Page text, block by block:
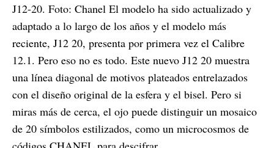
J12-20. Foto: Chanel El modelo ha sido actualizado y
adaptado a lo largo de los años y el modelo más
reciente, J12 20, presenta por primera vez el Calibre
12.1. Pero eso no es todo. Este nuevo J12 20 muestra
una línea diagonal de motivos plateados entrelazados
con el diseño original de la esfera y el bisel. Pero si
miras más de cerca, el ojo puede distinguir un mosaico
de 20 símbolos estilizados, como un microcosmos de